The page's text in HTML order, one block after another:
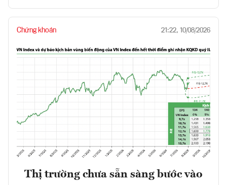
Chứng khoán 21:22, 10/08/2026
Thị trường chưa sẵn sàng bước vào